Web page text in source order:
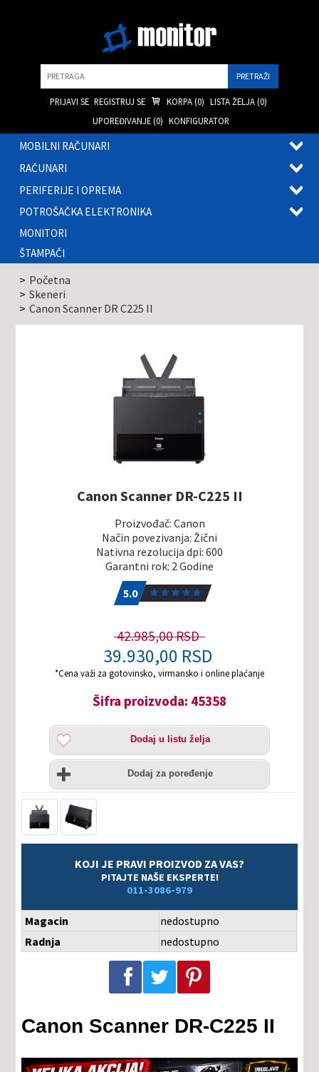
PRIJAVI SE REGISTRUJ SE KORPA (0) LISTA ŽELJA (0)
UPOREĐIVANJE (0) KONFIGURATOR
MOBILNI RAČUNARI
RAČUNARI
PERIFERIJE I OPREMA
POTROŠAČKA ELEKTRONIKA
MONITORI
ŠTAMPAČI
Početna
Skeneri
Canon Scanner DR C225 II
Canon Scanner DR-C225 II
Proizvođač: Canon
Način povezivanja: Žični
Nativna rezolucija dpi: 600
Garantni rok: 2 Godine
5.0
42.985,00 RSD
39.930,00 RSD
*Cena važi za gotovinsko, virmansko i online plaćanje
Šifra proizvoda: 45358
Dodaj
listu
želja
Dodaj u listu želja
Uporedi
Dodaj za poređenje
KOJI JE PRAVI PROIZVOD ZA VAS?
PITAJTE NAŠE EKSPERTE!
011-3086-979
Magacin
nedostupno
Radnja
nedostupno
Podeli na Facebook-u Podeli na Twitter-u Podeli na Pinterest-u
Canon Scanner DR-C225 II